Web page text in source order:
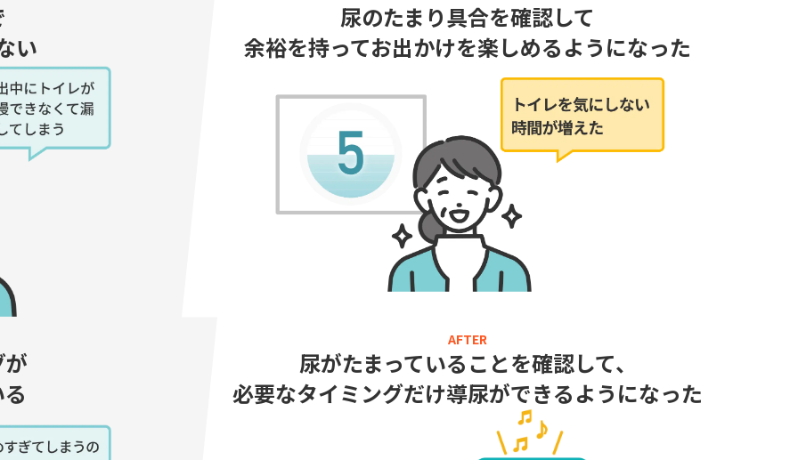
い
尿のたまり具合を確認して
余裕を持ってお出かけを楽しめるようになった
尿がたまっていることを確認して、
必要なタイミングだけ導尿ができるようになった